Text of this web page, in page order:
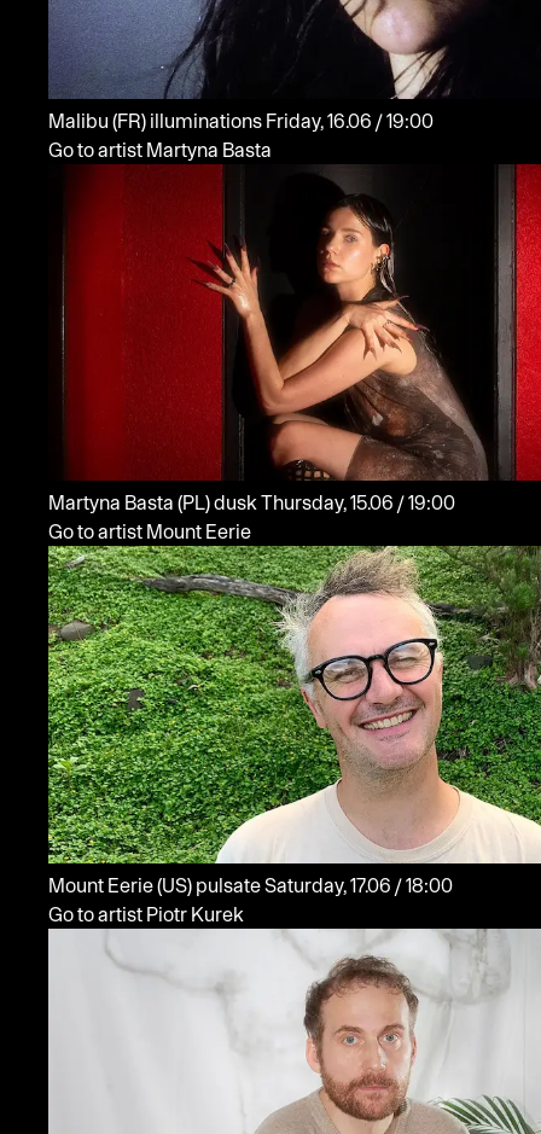
Malibu (FR) illuminations
Friday, 16.06 / 19:00
Go to artist Martyna Basta
Martyna Basta (PL)dusk
Thursday, 15.06 / 19:00
Go to artist Mount Eerie
Mount Eerie(US) pulsate
Saturday, 17.06 / 18:00
Go to artist Piotr Kurek